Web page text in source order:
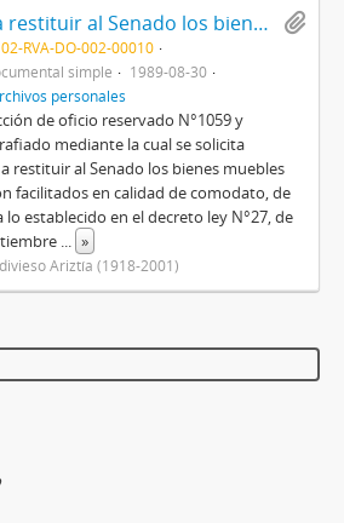
[Solicita restituir al Senado los bienes muebles facilitados en calidad de comodato]
02-RVA-DO-002-00010
simple
1989-08-30
personales
de oficio reservado N°1059 y
mediante la cual se solicita
restituir al Senado los bienes muebles
facilitados en calidad de comodato, de
lo establecido en el decreto ley N°27, de
... »
Ariztía (1918-2001)